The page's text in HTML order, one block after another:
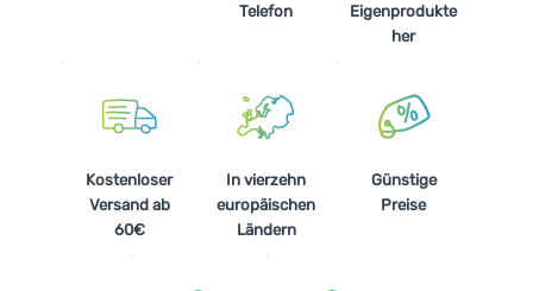
Telefon
Eigenprodukte
her
Kostenloser
Versand ab
60€
In vierzehn
europäischen
Ländern
Günstige
Preise